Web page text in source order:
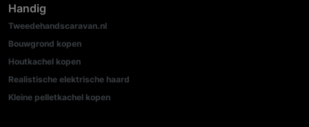
Handig
Tweedehandscaravan.nl
Bouwgrond kopen
Houtkachel kopen
Realistische elektrische haard
Kleine pelletkachel kopen